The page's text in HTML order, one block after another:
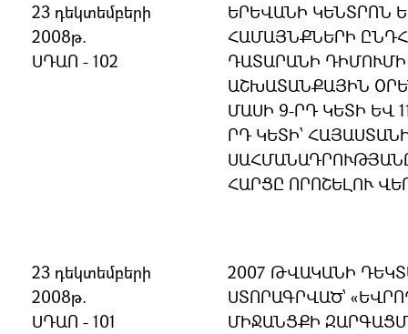
23 դեկտեմբերի
2008թ.
ՍԴԱՈ - 102
ԵՐԵՎԱՆԻ ԿԵՆՏՐՈՆ
ՀԱՄԱՅՆՔՆԵՐԻ
ԴԱՏԱՐԱՆԻ ԴԻՄՈՒՄԻ
ԱՇԽԱՏԱՆՔԱՅԻՆ
ՄԱՍԻ 9-ՐԴ ԿԵՏԻ ԵՎ
ՐԴ ԿԵՏԻ՝
ՀԱՐՑԸ ՈՐՈՇԵԼՈՒ
23 դեկտեմբերի
2008թ.
ՍԴԱՈ - 101
2007 ԹՎԱԿԱՆԻ
ՍՏՈՐԱԳՐՎԱԾ՝
ՄԻՋԱՆՑՔԻ